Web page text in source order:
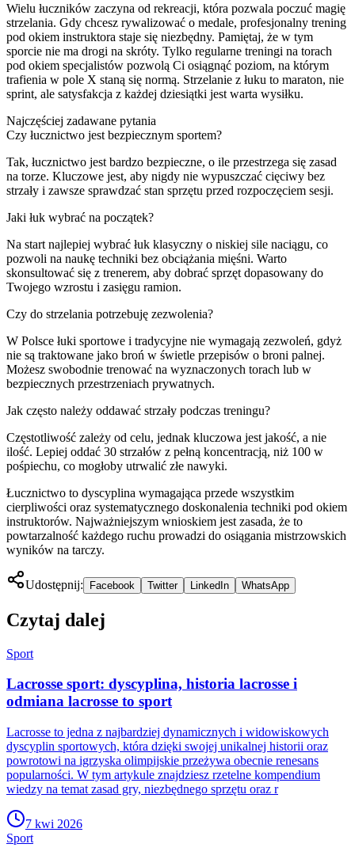
Wielu łuczników zaczyna od rekreacji, która pozwala poczuć magię
strzelania. Gdy chcesz rywalizować o medale, profesjonalny trening
pod okiem instruktora staje się niezbędny. Pamiętaj, że w tym
sporcie nie ma drogi na skróty. Tylko regularne treningi na torach
pod okiem specjalistów pozwolą Ci osiągnąć poziom, na którym
trafienia w pole X staną się normą. Strzelanie z łuku to maraton, nie
sprint, ale satysfakcja z każdej dziesiątki jest warta wysiłku.
Najczęściej zadawane pytania
Czy łucznictwo jest bezpiecznym sportem?
Tak, łucznictwo jest bardzo bezpieczne, o ile przestrzega się zasad
na torze. Kluczowe jest, aby nigdy nie wypuszczać cięciwy bez
strzały i zawsze sprawdzać stan sprzętu przed rozpoczęciem sesji.
Jaki łuk wybrać na początek?
Na start najlepiej wybrać łuk klasyczny o niskiej sile naciągu, co
pozwoli na naukę techniki bez obciążania mięśni. Warto
skonsultować się z trenerem, aby dobrać sprzęt dopasowany do
Twojego wzrostu i zasięgu ramion.
Czy do strzelania potrzebuję zezwolenia?
W Polsce łuki sportowe i tradycyjne nie wymagają zezwoleń, gdyż
nie są traktowane jako broń w świetle przepisów o broni palnej.
Możesz swobodnie trenować na wyznaczonych torach lub w
bezpiecznych przestrzeniach prywatnych.
Jak często należy oddawać strzały podczas treningu?
Częstotliwość zależy od celu, jednak kluczowa jest jakość, a nie
ilość. Lepiej oddać 30 strzałów z pełną koncentracją, niż 100 w
pośpiechu, co mogłoby utrwalić złe nawyki.
Łucznictwo to dyscyplina wymagająca przede wszystkim
cierpliwości oraz systematycznego doskonalenia techniki pod okiem
instruktorów. Najważniejszym wnioskiem jest zasada, że to
powtarzalność każdego ruchu prowadzi do osiągania mistrzowskich
wyników na tarczy.
Udostępnij: Facebook Twitter LinkedIn WhatsApp
Czytaj dalej
Sport
Lacrosse sport: dyscyplina, historia lacrosse i
odmiana lacrosse to sport
Lacrosse to jedna z najbardziej dynamicznych i widowiskowych
dyscyplin sportowych, która dzięki swojej unikalnej historii oraz
powrotowi na igrzyska olimpijskie przeżywa obecnie renesans
popularności. W tym artykule znajdziesz rzetelne kompendium
wiedzy na temat zasad gry, niezbędnego sprzętu oraz r
7 kwi 2026
Sport